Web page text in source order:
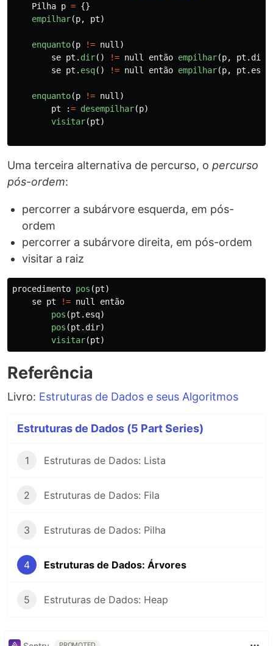
Pilha p = {}
empilhar(p, pt)
enquanto(p != null )
se pt . dir() != null então empilhar(p, pt .dir
se pt . esq() != null então empilhar(p, pt . esq
enquanto(p != null )
pt
:= desempilhar(p)
visitar(pt)
Uma terceira alternativa de percurso, o percurso
pós-ordem:
percorrer a subárvore esquerda, em pós-
ordem
percorrer a subárvore direita, em pós-ordem
visitar a raiz
procedimento pos (pt)
se pt != null
então
pos (pt . esq)
pos (pt .dir)
visitar(pt)
Referência
Livro: Estruturas de Dados e seus Algoritmos
Estruturas de Dados (5 Part Series)
1 Estruturas de Dados: Lista
2 Estruturas de Dados: Fila
3 Estruturas de Dados: Pilha
4 Estruturas de Dados: Árvores
5 Estruturas de Dados: Heap